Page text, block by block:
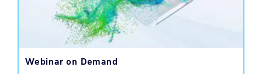
Webinar on Demand